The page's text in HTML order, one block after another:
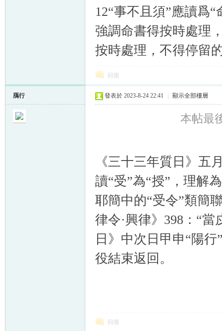
12“事不且須”應讀爲
強調命書得按時處理
按時處理，不得停留
回復
鴈行 發表於 2023-8-24 22:41 顯示全部樓層
本帖最
《三十三年質日》五
讀“受”為“授”，理解
耶簡中的“受令”類簡
律令·興律》398：“
日》中次日甲申“陽
役結束返回。
回復